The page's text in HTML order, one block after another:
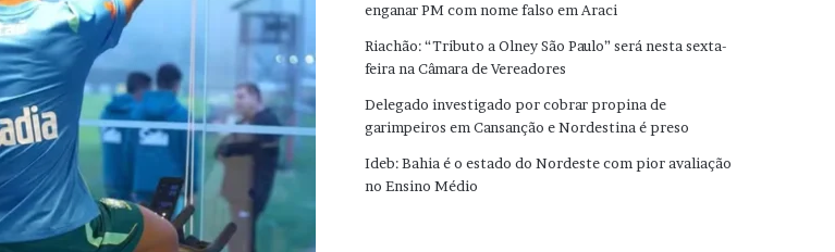
enganar PM com nome falso em Araci
Riachão: “Tributo a Olney São Paulo” será nesta sexta-
feira na Câmara de Vereadores
Delegado investigado por cobrar propina de
garimpeiros em Cansanção e Nordestina é preso
Ideb: Bahia é o estado do Nordeste com pior avaliação
no Ensino Médio